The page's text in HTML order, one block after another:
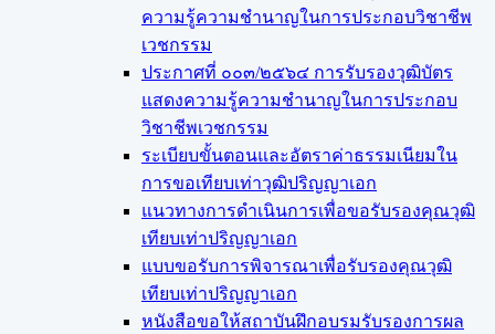
ความรู้ความชำนาญในการประกอบวิชาชีพ
เวชกรรม
ประกาศที่ ๐๐๓/๒๕๖๔ การรับรองวุฒิบัตร
แสดงความรู้ความชำนาญในการประกอบ
วิชาชีพเวชกรรม
ระเบียบขั้นตอนและอัตราค่าธรรมเนียมใน
การขอเทียบเท่าวุฒิปริญญาเอก
แนวทางการดำเนินการเพื่อขอรับรองคุณวุฒิ
เทียบเท่าปริญญาเอก
แบบขอรับการพิจารณาเพื่อรับรองคุณวุฒิ
เทียบเท่าปริญญาเอก
หนังสือขอให้สถาบันฝึกอบรมรับรองการผล